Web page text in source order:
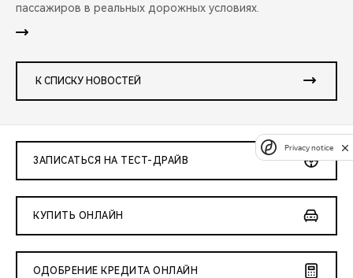
пассажиров в реальных дорожных условиях.
К СПИСКУ НОВОСТЕЙ
ЗАПИСАТЬСЯ НА ТЕСТ-ДРАЙВ
КУПИТЬ ОНЛАЙН
ОДОБРЕНИЕ КРЕДИТА ОНЛАЙН
Privacy notice